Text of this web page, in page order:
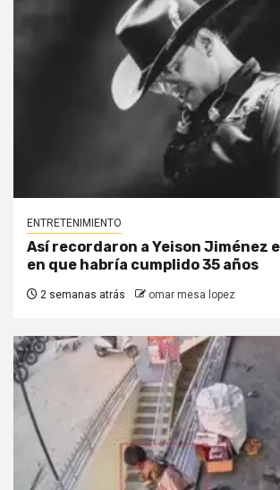
ENTRETENIMIENTO
Así recordaron a Yeison Jiménez
en que habría cumplido 35 años
2 semanas atrás omar mesa lopez